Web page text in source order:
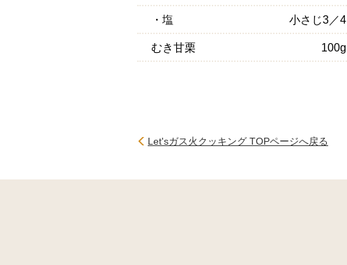
・塩 小さじ3／4
むき甘栗 100g
Let'sガス火クッキング TOPページへ戻る